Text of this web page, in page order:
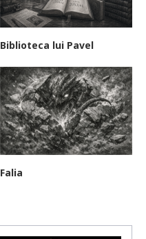
Biblioteca lui Pavel
Falia